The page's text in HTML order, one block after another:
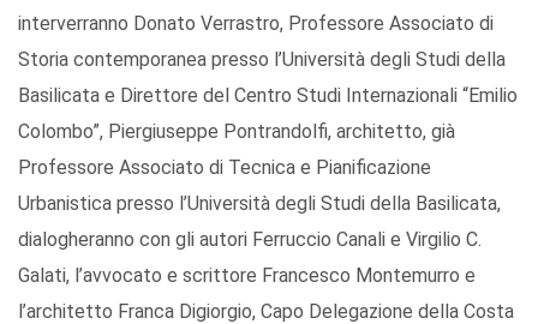
interverranno Donato Verrastro, Professore Associato di
Storia contemporanea presso l’Università degli Studi della
Basilicata e Direttore del Centro Studi Internazionali “Emilio
Colombo”, Piergiuseppe Pontrandolfi, architetto, già
Professore Associato di Tecnica e Pianificazione
Urbanistica presso l’Università degli Studi della Basilicata,
dialogheranno con gli autori Ferruccio Canali e Virgilio C.
Galati, l’avvocato e scrittore Francesco Montemurro e
l’architetto Franca Digiorgio, Capo Delegazione della Costa